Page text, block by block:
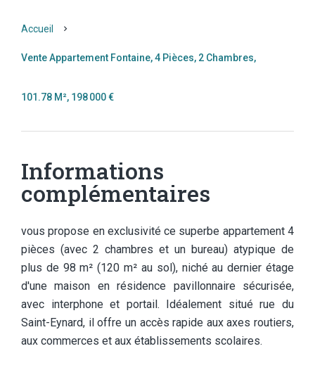
Accueil
Vente Appartement Fontaine, 4 Pièces, 2 Chambres,
101.78 M², 198 000 €
Informations
complémentaires
vous propose en exclusivité ce superbe appartement 4
pièces (avec 2 chambres et un bureau) atypique de
plus de 98 m² (120 m² au sol), niché au dernier étage
d'une maison en résidence pavillonnaire sécurisée,
avec interphone et portail. Idéalement situé rue du
Saint-Eynard, il offre un accès rapide aux axes routiers,
aux commerces et aux établissements scolaires.